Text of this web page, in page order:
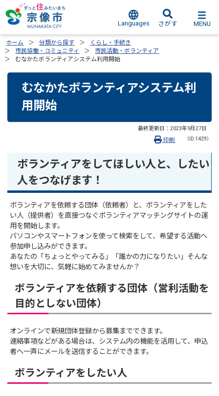
Languages さがす MENU
ホーム 分類から探す
くらし・手続き
市民協働・コミュニティ
市民活動・ボランティア
むなかたボランティアシステム利用開始
むなかたボランティアシステム利
用開始
最終更新日： 2023年9月27日
（ID:1429）
印刷
ボランティアをしてほしい人と、したい
人をつなげます！
ボランティアを依頼する団体（依頼者）と、ボランティアをした
い人（提供者）を直接つなぐボランティアマッチングサイトの運
用を開始します。
パソコンやスマートフォンを使って検索をして、希望する活動へ
参加申し込みができます。
あなたの「ちょっとやってみる」「誰かの力になりたい」そんな
想いを大切に、気軽に始めてみませんか？
ボランティアを依頼する団体（営利活動を
目的としない団体）
オンラインで新規団体登録から募集までできます。
連絡事項などがある場合は、システム内の機能を活用して、申込
者へ一斉にメールを送信することができます。
ボランティアをしたい人